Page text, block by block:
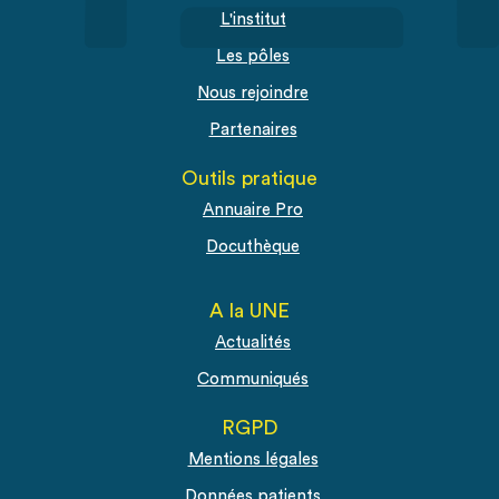
L'institut
Les pôles
Nous rejoindre
Partenaires
Outils pratique
Annuaire Pro
Docuthèque
A la UNE
Actualités
Communiqués
RGPD
Mentions légales